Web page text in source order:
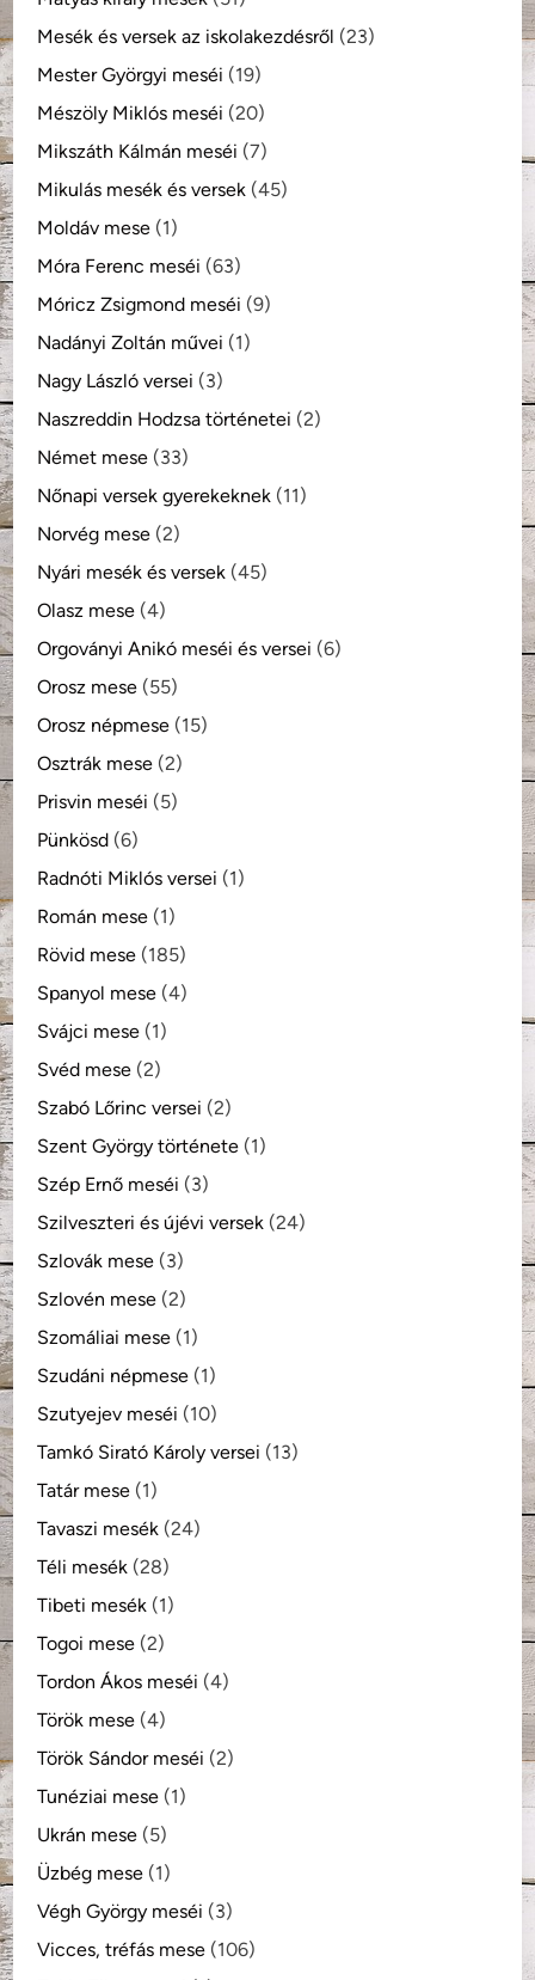
Mesék és versek az iskolakezdésről (23)
Mester Györgyi meséi (19)
Mészöly Miklós meséi (20)
Mikszáth Kálmán meséi (7)
Mikulás mesék és versek (45)
Moldáv mese (1)
Móra Ferenc meséi (63)
Móricz Zsigmond meséi (9)
Nadányi Zoltán művei (1)
Nagy László versei (3)
Naszreddin Hodzsa történetei (2)
Német mese (33)
Nőnapi versek gyerekeknek (11)
Norvég mese (2)
Nyári mesék és versek (45)
Olasz mese (4)
Orgoványi Anikó meséi és versei (6)
Orosz mese (55)
Orosz népmese (15)
Osztrák mese (2)
Prisvin meséi (5)
Pünkösd (6)
Radnóti Miklós versei (1)
Román mese (1)
Rövid mese (185)
Spanyol mese (4)
Svájci mese (1)
Svéd mese (2)
Szabó Lőrinc versei (2)
Szent György története (1)
Szép Ernő meséi (3)
Szilveszteri és újévi versek (24)
Szlovák mese (3)
Szlovén mese (2)
Szomáliai mese (1)
Szudáni népmese (1)
Szutyejev meséi (10)
Tamkó Sirató Károly versei (13)
Tatár mese (1)
Tavaszi mesék (24)
Téli mesék (28)
Tibeti mesék (1)
Togoi mese (2)
Tordon Ákos meséi (4)
Török mese (4)
Török Sándor meséi (2)
Tunéziai mese (1)
Ukrán mese (5)
Üzbég mese (1)
Végh György meséi (3)
Vicces, tréfás mese (106)